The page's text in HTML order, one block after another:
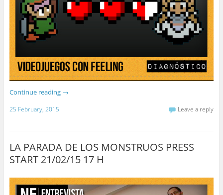
Continue reading →
25 February, 2015 Leave a reply
LA PARADA DE LOS MONSTRUOS PRESS
START 21/02/15 17 H